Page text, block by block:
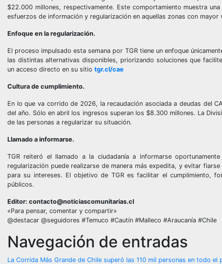
$22.000 millones, respectivamente. Este comportamiento muestra
esfuerzos de información y regularización en aquellas zonas con mayor
Enfoque en la regularización.
El proceso impulsado esta semana por TGR tiene un enfoque
las distintas alternativas disponibles, priorizando soluciones que
un acceso directo en su sitio tgr.cl/cae
Cultura de cumplimiento.
En lo que va corrido de 2026, la recaudación asociada a deudas del
del año. Sólo en abril los ingresos superan los $8.300 millones. La
de las personas a regularizar su situación.
Llamado a informarse.
TGR reiteró el llamado a la ciudadanía a informarse
regularización puede realizarse de manera más expedita, y evitar
para su intereses. El objetivo de TGR es facilitar el cumplimiento,
públicos.
Editor: contacto@noticiascomunitarias.cl
«Para pensar, comentar y compartir»
@destacar @seguidores #Temuco #Cautín #Malleco #Araucanía #Chile
Navegación de entradas
La Corrida Más Grande de Chile superó las 110 mil personas en todo el